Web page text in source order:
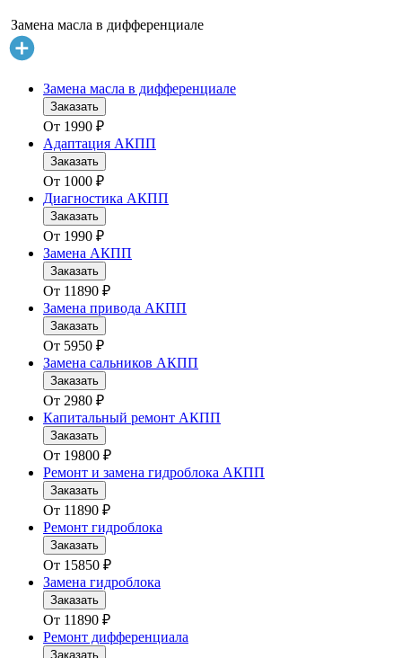
Замена масла в дифференциале
Замена масла в дифференциале
Заказать
От 1990 ₽
Адаптация АКПП
Заказать
От 1000 ₽
Диагностика АКПП
Заказать
От 1990 ₽
Замена АКПП
Заказать
От 11890 ₽
Замена привода АКПП
Заказать
От 5950 ₽
Замена сальников АКПП
Заказать
От 2980 ₽
Капитальный ремонт АКПП
Заказать
От 19800 ₽
Ремонт и замена гидроблока АКПП
Заказать
От 11890 ₽
Ремонт гидроблока
Заказать
От 15850 ₽
Замена гидроблока
Заказать
От 11890 ₽
Ремонт дифференциала
Заказать